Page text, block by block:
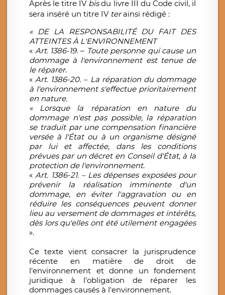
Après le titre IV bisdu livre III du Code civil, il
sera inséré un titre IV terainsi rédigé :
« DE LA RESPONSABILITÉ DU FAIT DES
ATTEINTES À L'ENVIRONNEMENT
« Art. 1386-19. – Toute personne qui cause un
dommage à l'environnement est tenue de
le réparer.
« Art. 1386-20. – La réparation du dommage
à l'environnement s'effectue prioritairement
en nature.
« Lorsque la réparation en nature du
dommage n'est pas possible, la réparation
se traduit par une compensation financière
versée à l'État ou à un organisme désigné
par lui et affectée, dans les conditions
prévues par un décret en Conseil d'État, à la
protection de l'environnement.
« Art. 1386-21. – Les dépenses exposées pour
prévenir la réalisation imminente d'un
dommage, en éviter l'aggravation ou en
réduire les conséquences peuvent donner
lieu au versement de dommages et intérêts,
dès lors qu'elles ont été utilement engagées
».
Ce texte vient consacrer la jurisprudence
récente en matière de droit de
l'environnement et donne un fondement
juridique à l'obligation de réparer les
dommages causés à l'environnement.